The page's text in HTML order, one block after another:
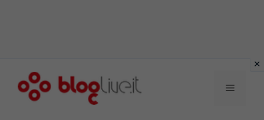
Menu